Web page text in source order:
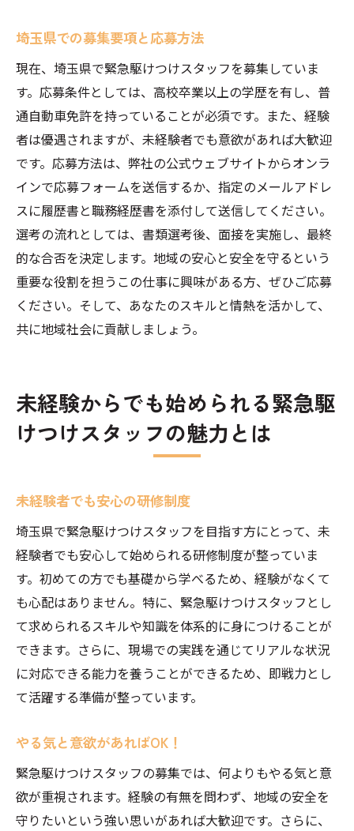
埼玉県での募集要項と応募方法
現在、埼玉県で緊急駆けつけスタッフを募集していま
す。応募条件としては、高校卒業以上の学歴を有し、普
通自動車免許を持っていることが必須です。また、経験
者は優遇されますが、未経験者でも意欲があれば大歓迎
です。応募方法は、弊社の公式ウェブサイトからオンラ
インで応募フォームを送信するか、指定のメールアドレ
スに履歴書と職務経歴書を添付して送信してください。
選考の流れとしては、書類選考後、面接を実施し、最終
的な合否を決定します。地域の安心と安全を守るという
重要な役割を担うこの仕事に興味がある方、ぜひご応募
ください。そして、あなたのスキルと情熱を活かして、
共に地域社会に貢献しましょう。
未経験からでも始められる緊急駆
けつけスタッフの魅力とは
未経験者でも安心の研修制度
埼玉県で緊急駆けつけスタッフを目指す方にとって、未
経験者でも安心して始められる研修制度が整っていま
す。初めての方でも基礎から学べるため、経験がなくて
も心配はありません。特に、緊急駆けつけスタッフとし
て求められるスキルや知識を体系的に身につけることが
できます。さらに、現場での実践を通じてリアルな状況
に対応できる能力を養うことができるため、即戦力とし
て活躍する準備が整っています。
やる気と意欲があればOK！
緊急駆けつけスタッフの募集では、何よりもやる気と意
欲が重視されます。経験の有無を問わず、地域の安全を
守りたいという強い思いがあれば大歓迎です。さらに、